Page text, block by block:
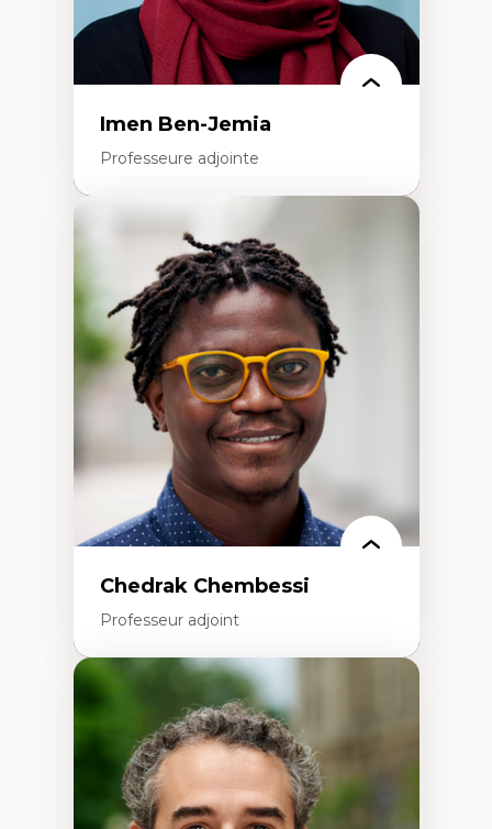
Imen Ben-Jemia
Professeure adjointe
Expertises
Discours sur la ville et représentations
Mosquées, formes et usages au Canada
Reconnaissance et représentations des
communautés immigrantes dans l'espace
urbain
Design architectural et urbain
Patrimoine et patrimonialisation
Études postcoloniales et décolonisation des
savoirs
Chedrak Chembessi
Professeur adjoint
Économie circulaire
Modèles d’affaires durables
Histoire des faits économiques
Gestion durable des ressources naturelles
Écologie industrielle
Aménagement durable du territoire